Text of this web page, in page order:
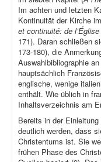
Im achten und letzten
Kontinuität der Kirche
et continuité: de
171). Daran schließen
173-180), die
Auswahlbibliographie
hauptsächlich
englische, wenige
enthält. Wie üblich in
Inhaltsverzeichnis am
Bereits in der
deutlich werden, dass
Christentums ist. Sie
frühen Phase des